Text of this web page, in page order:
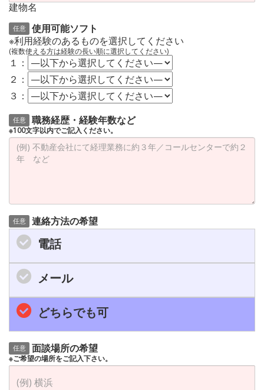
建物名
任意
使用可能ソフト
※利用経験のあるものを選択してください
(複数使える方は経験の長い順に選択してください)
１：
２：
３：
任意 職務経歴・経験年数など
※100文字以内でご記入ください。
任意 連絡方法の希望
電話
メール
どちらでも可
任意 面談場所の希望
※ご希望の場所をご記入下さい。